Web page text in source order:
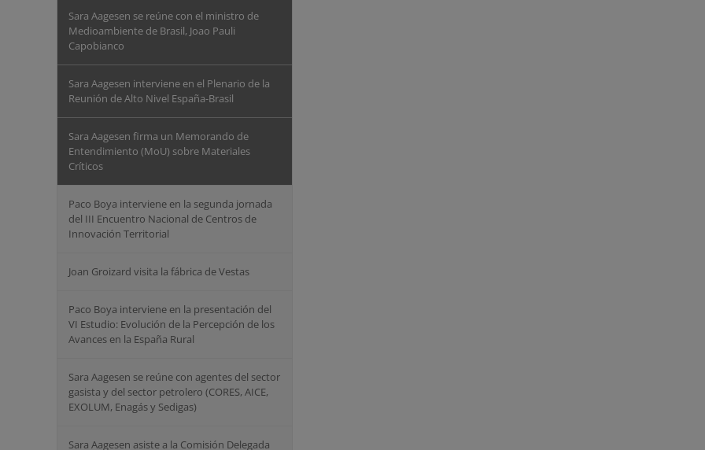
Sara Aagesen se reúne con el ministro de
Medioambiente de Brasil, Joao Pauli
Capobianco
Sara Aagesen interviene en el Plenario de la
Reunión de Alto Nivel España-Brasil
Sara Aagesen firma un Memorando de
Entendimiento (MoU) sobre Materiales
Críticos
Paco Boya interviene en la segunda jornada
del III Encuentro Nacional de Centros de
Innovación Territorial
Joan Groizard visita la fábrica de Vestas
Paco Boya interviene en la presentación del
VI Estudio: Evolución de la Percepción de los
Avances en la España Rural
Sara Aagesen se reúne con agentes del sector
gasista y del sector petrolero (CORES, AICE, ⁠
EXOLUM, Enagás y Sedigas)
Sara Aagesen asiste a la Comisión Delegada